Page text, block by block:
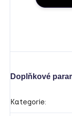
Doplňkové
Kategorie: